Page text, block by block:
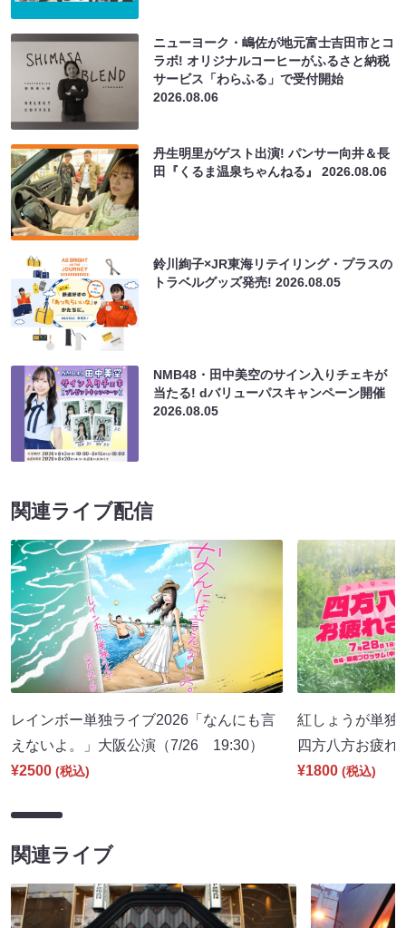
ニューヨーク・嶋佐が地元富士吉田市とコ
ラボ! オリジナルコーヒーがふるさと納税
サービス「わらふる」で受付開始
2026.08.06
丹生明里がゲスト出演! パンサー向井＆長
田『くるま温泉ちゃんねる』2026.08.06
鈴川絢子×JR東海リテイリング・プラスの
トラベルグッズ発売!2026.08.05
NMB48・田中美空のサイン入りチェキが
当たる! dバリューパスキャンペーン開催
2026.08.05
関連ライブ配信
レインボー単独ライブ2026「なんにも言
えないよ。」大阪公演（7/26 19:30）
¥2500 (税込)
紅しょうが単独
四方八方お疲
¥1800 (税込)
関連ライブ